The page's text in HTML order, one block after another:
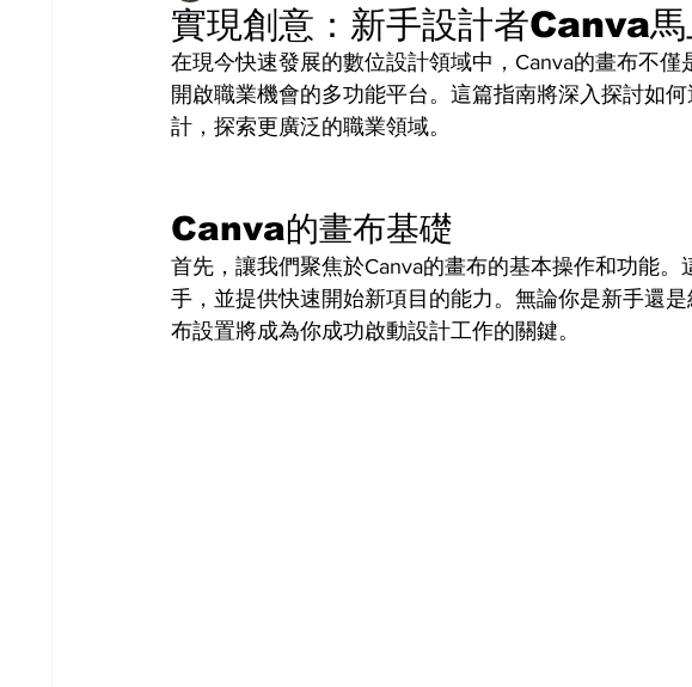
實現創意：新手設計者Canva馬
在現今快速發展的數位設計領域中，Canva的畫布不
開啟職業機會的多功能平台。這篇指南將深入探討如
計，探索更廣泛的職業領域。
Canva的畫布基礎
首先，讓我們聚焦於Canva的畫布的基本操作和功能
手，並提供快速開始新項目的能力。無論你是新手還
布設置將成為你成功啟動設計工作的關鍵。